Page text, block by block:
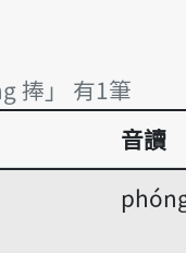
捧」 有1筆
捧」 有1筆
音讀